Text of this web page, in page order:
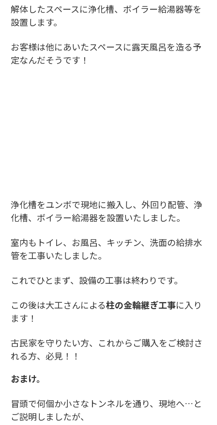
解体したスペースに浄化槽、ボイラー給湯器等を
設置します。
お客様は他にあいたスペースに露天風呂を造る予
定なんだそうです！
浄化槽をユンボで現地に搬入し、外回り配管、浄
化槽、ボイラー給湯器を設置いたしました。
室内もトイレ、お風呂、キッチン、洗面の給排水
管を工事いたしました。
これでひとまず、設備の工事は終わりです。
この後は大工さんによる柱の金輪継ぎ工事に入り
ます！
古民家を守りたい方、これからご購入をご検討さ
れる方、必見！！
おまけ。
冒頭で何個か小さなトンネルを通り、現地へ…と
ご説明しましたが、